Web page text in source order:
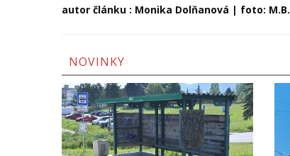
autor článku : Monika Dolňanová | foto: M.B.
NOVINKY